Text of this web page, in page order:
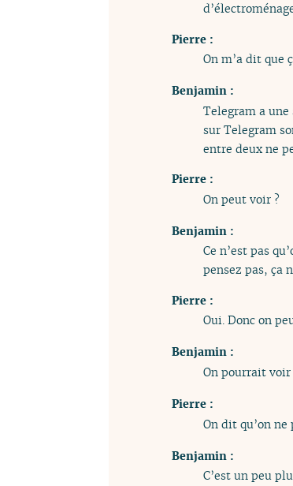
Pierre :
On m’a dit que
Benjamin :
Telegram a
sur Telegram
entre deux ne
Pierre :
On peut voir ?
Benjamin :
Ce n’est pas
pensez pas, ça
Pierre :
Oui. Donc on
Benjamin :
On pourrait voir
Pierre :
On dit qu’on
Benjamin :
C’est un peu